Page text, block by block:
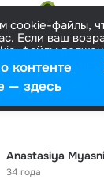
cookie-файлы,
Если ваш
файлы
Больше
Настроить
Anastasiya
34 года
контенте
— здесь